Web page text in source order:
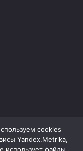
cookies
Yandex.Metrika,